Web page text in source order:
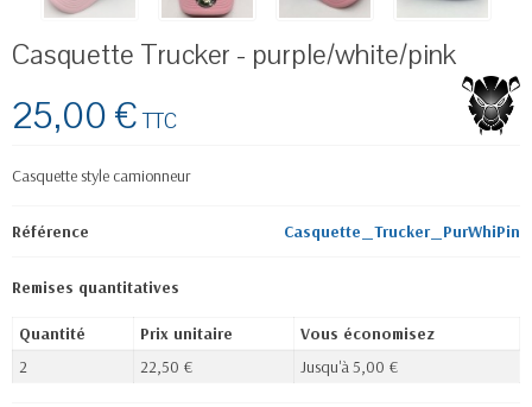
Casquette Trucker - purple/white/pink
25,00 € TTC
Casquette style camionneur
Référence Casquette_Trucker_PurWhiPin
Remises quantitatives
Quantité Prix unitaire
Vous économisez
2
22,50 € Jusqu'à 5,00 €